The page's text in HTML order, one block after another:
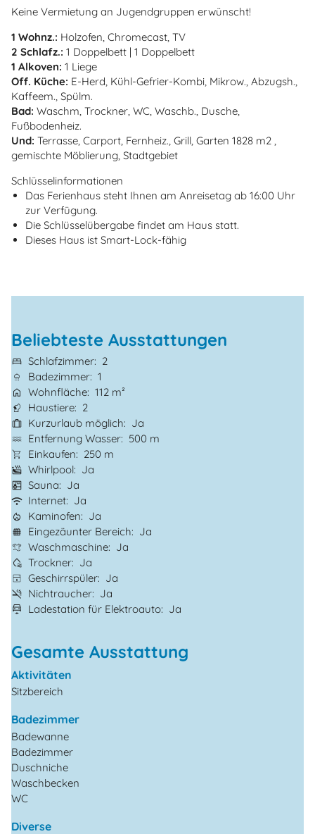
Keine Vermietung an Jugendgruppen erwünscht!
1 Wohnz.: Holzofen, Chromecast, TV
2 Schlafz.: 1 Doppelbett | 1 Doppelbett
1 Alkoven: 1 Liege
Off. Küche: E-Herd, Kühl-Gefrier-Kombi, Mikrow., Abzugsh.,
Kaffeem., Spülm.
Bad: Waschm, Trockner, WC, Waschb., Dusche,
Fußbodenheiz.
Und: Terrasse, Carport, Fernheiz., Grill, Garten 1828 m2 ,
gemischte Möblierung, Stadtgebiet
Schlüsselinformationen
Das Ferienhaus steht Ihnen am Anreisetag ab 16:00 Uhr
zur Verfügung.
Die Schlüsselübergabe findet am Haus statt.
Dieses Haus ist Smart-Lock-fähig
Beliebteste Ausstattungen
Schlafzimmer
2
Badezimmer 1
Wohnfläche 112 m²
Haustiere
2
Kurzurlaub möglich
Ja
Entfernung Wasser
500 m
Einkaufen
250 m
Whirlpool
Ja
Sauna
Ja
Internet
Ja
Kaminofen
Ja
Eingezäunter Bereich
Ja
Waschmaschine
Ja
Trockner
Ja
Geschirrspüler
Ja
Nichtraucher
Ja
Ladestation für Elektroauto
Ja
Gesamte Ausstattung
Aktivitäten
Sitzbereich
Badezimmer
Badewanne
Badezimmer
Duschniche
Waschbecken
WC
Diverse